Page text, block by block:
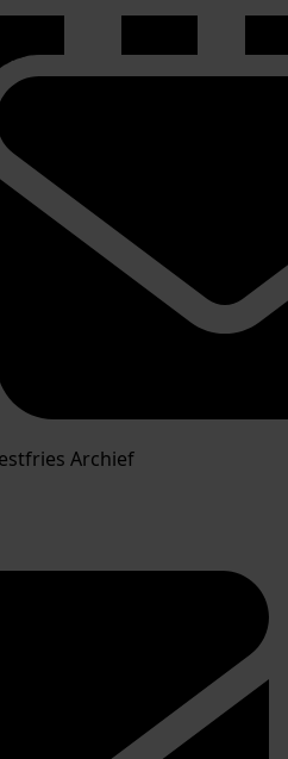
Archief